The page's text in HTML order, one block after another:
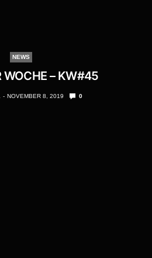
NEWS
WOCHE – KW#45
NOVEMBER 8, 2019 0